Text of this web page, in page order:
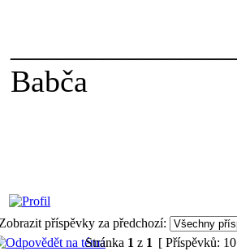
Babča
Zobrazit příspěvky za předchozí:
Stránka 1 z 1 [ Příspěvků: